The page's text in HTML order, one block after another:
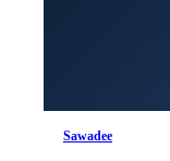
Sawadee